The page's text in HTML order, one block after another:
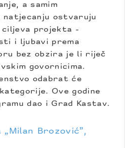
a samim
natjecanju ostvaruju
ciljeva projekta -
i ljubavi prema
bez obzira je li riječ
govornicima.
odabrat će
Ove godine
dao i Grad Kastav.
„Milan Brozović”,